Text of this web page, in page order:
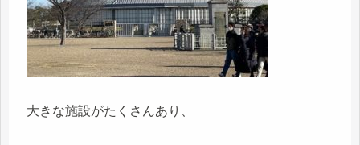
大きな施設がたくさんあり、